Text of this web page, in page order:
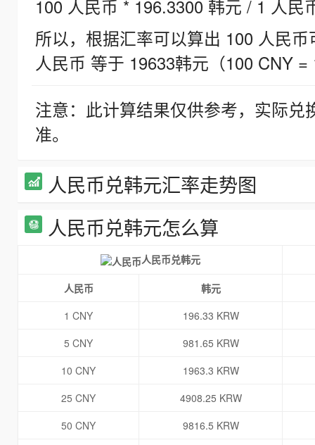
100 人民币 * 196.3300 韩元 / 1 人民
所以，根据汇率可以算出 100 人民
人民币 等于 19633韩元（100 CNY =
注意：此计算结果仅供参考，实际
准。
人民币兑韩元汇率走势图
人民币兑韩元怎么算
人民币兑韩元
人民币
韩元
1 CNY
196.33 KRW
5 CNY
981.65 KRW
10 CNY
1963.3 KRW
25 CNY
4908.25 KRW
50 CNY
9816.5 KRW